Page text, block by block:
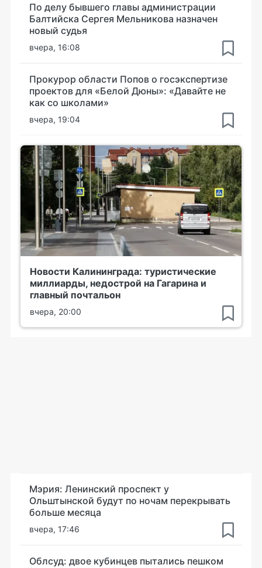
По делу бывшего главы администрации
Балтийска Сергея Мельникова назначен
новый судья
вчера, 16:08
Прокурор области Попов о госэкспертизе
проектов для «Белой Дюны»: «Давайте не
как со школами»
вчера, 19:04
Новости Калининграда: туристические
миллиарды, недострой на Гагарина и
главный почтальон
вчера, 20:00
Мэрия: Ленинский проспект у
Ольштынской будут по ночам перекрывать
больше месяца
вчера, 17:46
Облсуд: двое кубинцев пытались пешком